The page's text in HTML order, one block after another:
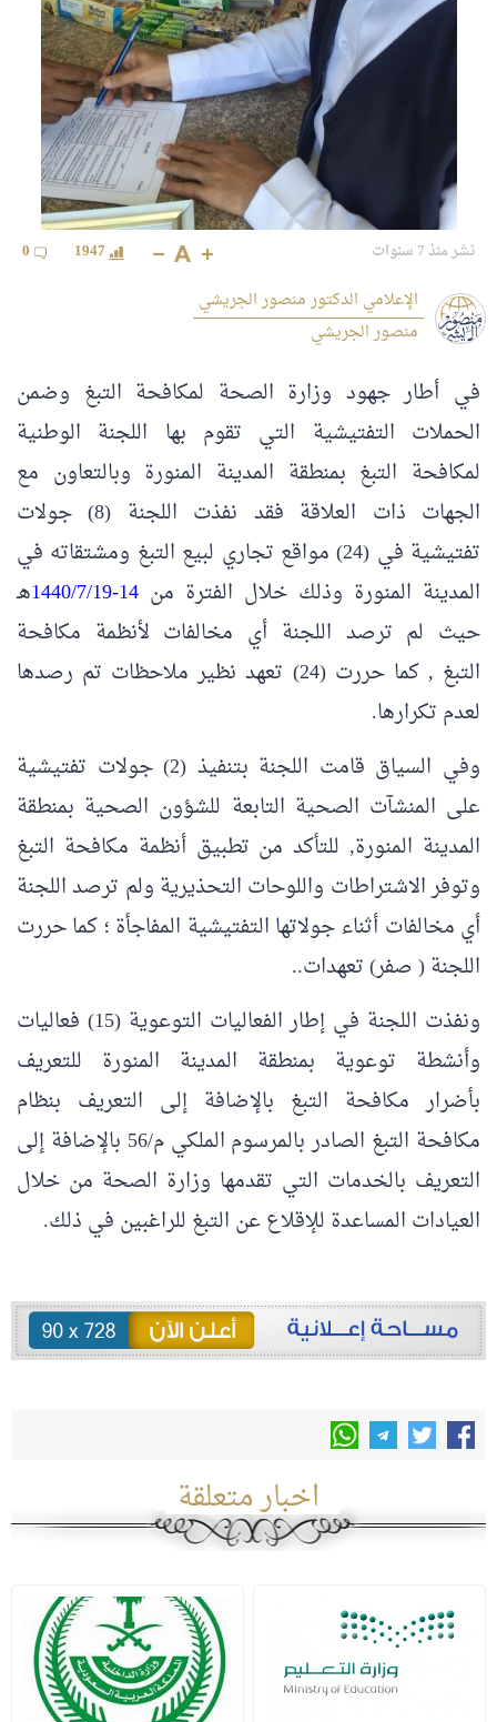
نشر منذ 7 سنوات 1947
0
الإعلامي الدكتور منصور الجريشي
منصور الجريشي
في أطار جهود وزارة الصحة لمكافحة التبغ وضمن
الحملات التفتيشية التي تقوم بها اللجنة الوطنية
لمكافحة التبغ بمنطقة المدينة المنورة وبالتعاون مع
الجهات ذات العلاقة فقد نفذت اللجنة (8) جولات
تفتيشية في (24) مواقع تجاري لبيع التبغ ومشتقاته في
المدينة المنورة وذلك خلال الفترة من 14-1440/7/19
هـ
حيث لم ترصد اللجنة أي مخالفات لأنظمة مكافحة
التبغ , كما حررت (24) تعهد نظير ملاحظات تم رصدها
لعدم تكرارها.
وفي السياق قامت اللجنة بتنفيذ (2) جولات تفتيشية
على المنشآت الصحية التابعة للشؤون الصحية بمنطقة
المدينة المنورة, للتأكد من تطبيق أنظمة مكافحة التبغ
وتوفر الاشتراطات واللوحات التحذيرية ولم ترصد اللجنة
أي مخالفات أثناء جولاتها التفتيشية المفاجأة ؛ كما حررت
اللجنة ( صفر) تعهدات..
ونفذت اللجنة في إطار الفعاليات التوعوية (15) فعاليات
وأنشطة توعوية بمنطقة المدينة المنورة للتعريف
بأضرار مكافحة التبغ بالإضافة إلى التعريف بنظام
مكافحة التبغ الصادر بالمرسوم الملكي م/56 بالإضافة إلى
التعريف بالخدمات التي تقدمها وزارة الصحة من خلال
العيادات المساعدة للإقلاع عن التبغ للراغبين في ذلك.
اخبار متعلقة